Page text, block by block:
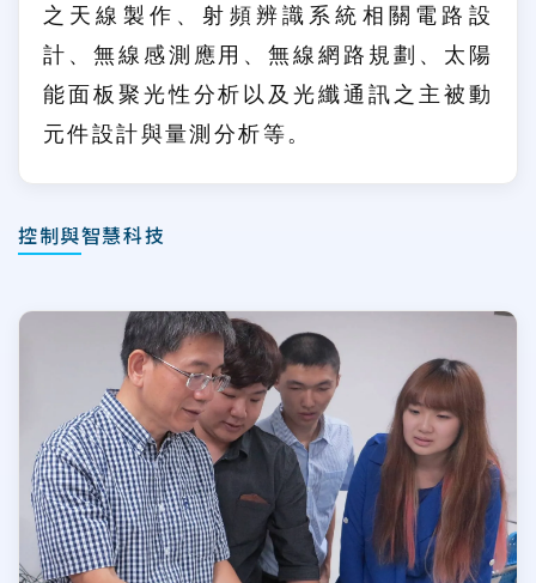
之天線製作、射頻辨識系統相關電路設
計、無線感測應用、無線網路規劃、太陽
能面板聚光性分析以及光纖通訊之主被動
元件設計與量測分析等。
控制與智慧科技